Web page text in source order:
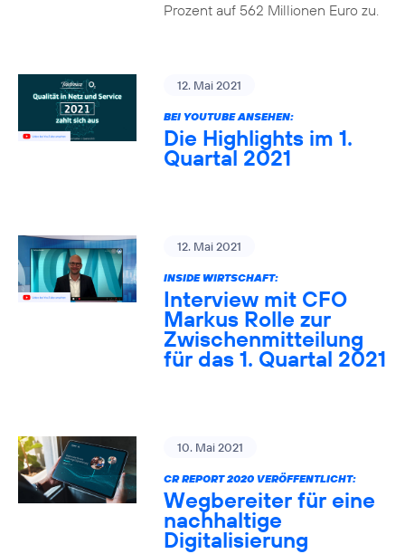
Prozent auf 562 Millionen Euro zu.
12. Mai 2021
BEI YOUTUBE ANSEHEN:
Die Highlights im 1.
Quartal 2021
12. Mai 2021
INSIDE WIRTSCHAFT:
Interview mit CFO
Markus Rolle zur
Zwischenmitteilung
für das 1. Quartal 2021
10. Mai 2021
CR REPORT 2020 VERÖFFENTLICHT:
Wegbereiter für eine
nachhaltige
Digitalisierung